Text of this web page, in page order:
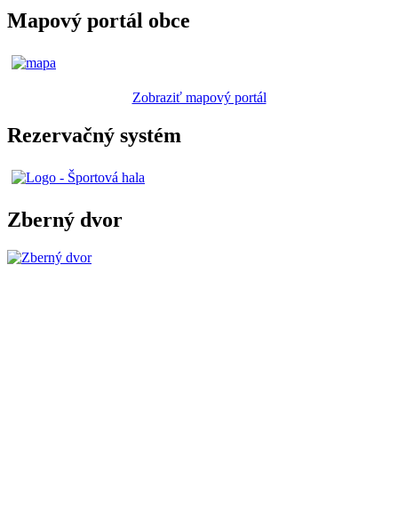
Mapový portál obce
Zobraziť mapový portál
Rezervačný systém
Zberný dvor